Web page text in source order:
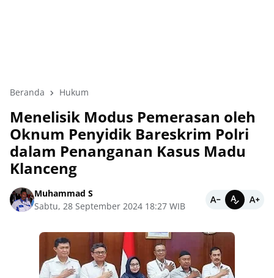
Beranda Hukum
Menelisik Modus Pemerasan oleh
Oknum Penyidik Bareskrim Polri
dalam Penanganan Kasus Madu
Klanceng
Muhammad S
Sabtu, 28 September 2024 18:27 WIB